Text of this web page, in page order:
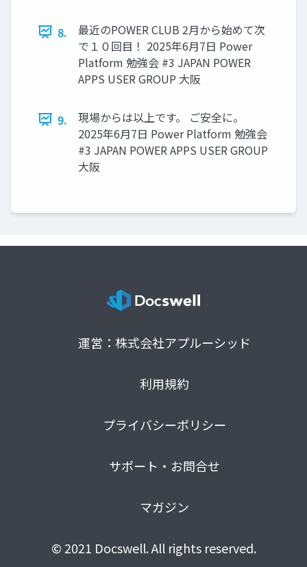
8.
最近のPOWER CLUB 2月から始めて次
で１０回目！ 2025年6月7日 Power
Platform 勉強会 #3 JAPAN POWER
APPS USER GROUP 大阪
9.
現場からは以上です。 ご安全に。
2025年6月7日 Power Platform 勉強会
#3 JAPAN POWER APPS USER GROUP
大阪
運営：株式会社アプルーシッド
利用規約
プライバシーポリシー
サポート・お問合せ
マガジン
© 2021 Docswell. All rights reserved.